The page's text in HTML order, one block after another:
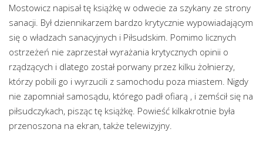
Mostowicz napisał tę książkę w odwecie za szykany ze strony
sanacji. Był dziennikarzem bardzo krytycznie wypowiadającym
się o władzach sanacyjnych i Piłsudskim. Pomimo licznych
ostrzeżeń nie zaprzestał wyrażania krytycznych opinii o
rządzących i dlatego został porwany przez kilku żołnierzy,
którzy pobili go i wyrzucili z samochodu poza miastem. Nigdy
nie zapomniał samosądu, którego padł ofiarą , i zemścił się na
piłsudczykach, pisząc tę książkę. Powieść kilkakrotnie była
przenoszona na ekran, także telewizyjny.